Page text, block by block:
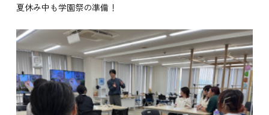
夏休み中も学園祭の準備！